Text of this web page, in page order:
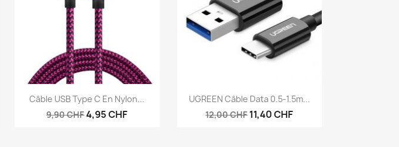
Aperçu rapide
Câble USB Type C En Nylon...
9,90 CHF4,95 CHF
Aperçu rapide
UGREEN Câble Data 0.5-1.5m...
12,00 CHF11,40 CHF